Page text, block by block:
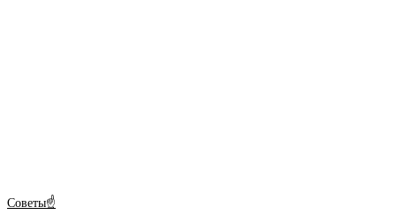
Советы☝